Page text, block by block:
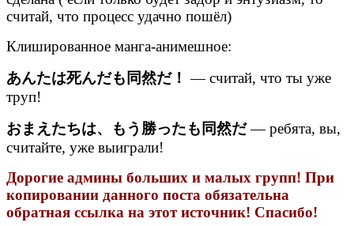
считай, что процесс удачно пошёл)
Клишированное манга-анимешное:
あんたは死んだも同然だ！ — считай, что ты уже
труп!
おまえたちは、もう勝ったも同然だ— ребята, вы,
считайте, уже выиграли!
Дорогие админы больших и малых групп! При
копировании данного поста обязательна
обратная ссылка на этот источник! Спасибо!